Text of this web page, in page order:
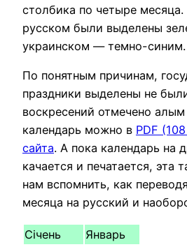
столбика по четыре
русском были выделены
украинском — темно-синим.
По понятным причинам,
праздники выделены не
воскресений отмечено
календарь можно в PDF
сайта. А пока календарь на
качается и печатается, эта
нам вспомнить, как
месяца на русский и
Січень
Январь